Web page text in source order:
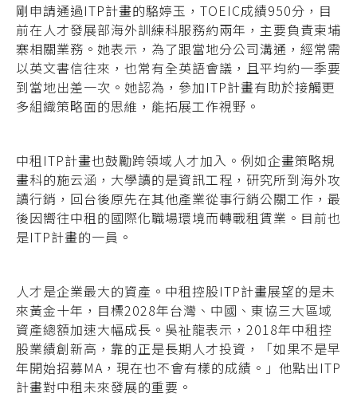
剛申請通過ITP計畫的駱婷玉，TOEIC成績950分，目
前在人才發展部海外訓練科服務約兩年，主要負責柬埔
寨相關業務。她表示，為了跟當地分公司溝通，經常需
以英文書信往來，也常有全英語會議，且平均約一季要
到當地出差一次。她認為，參加ITP計畫有助於接觸更
多組織策略面的思維，能拓展工作視野。
中租ITP計畫也鼓勵跨領域人才加入。例如企畫策略規
畫科的施云涵，大學讀的是資訊工程，研究所到海外攻
讀行銷，回台後原先在其他產業從事行銷公關工作，最
後因嚮往中租的國際化職場環境而轉戰租賃業。目前也
是ITP計畫的一員。
人才是企業最大的資產。中租控股ITP計畫展望的是未
來黃金十年，目標2028年台灣、中國、東協三大區域
資產總額加速大幅成長。 吳祉龍表示，2018年中租控
股業績創新高，靠的正是長期人才投資，「如果不是早
年開始招募MA，現在也不會有樣的成績。」他點出ITP
計畫對中租未來發展的重要。